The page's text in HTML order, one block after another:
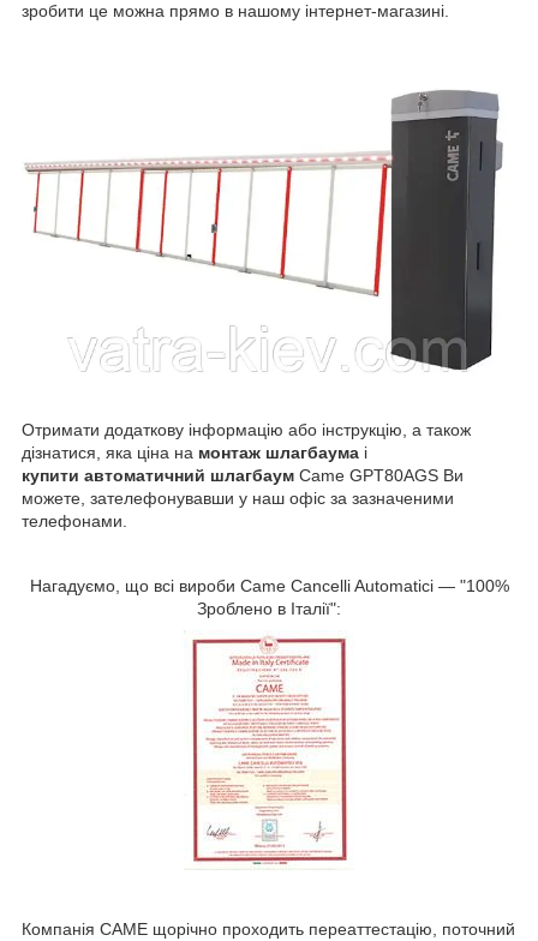
зробити це можна прямо в нашому інтернет-магазині.
Отримати додаткову інформацію або інструкцію, а також
дізнатися, яка ціна на монтаж шлагбаума і
купити автоматичний шлагбаум Came GPT80AGS Ви
можете, зателефонувавши у наш офіс за зазначеними
телефонами.
Нагадуємо, що всі вироби Came Cancelli Automatici — "100%
Зроблено в Італії":
Компанія CAME щорічно проходить переаттестацію, поточний